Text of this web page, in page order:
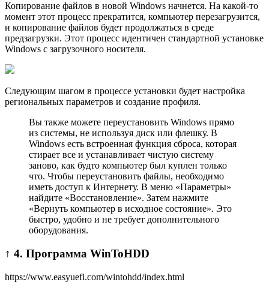
Копирование файлов в новой Windows начнется. На какой-то
момент этот процесс прекратится, компьютер перезагрузится,
и копирование файлов будет продолжаться в среде
предзагрузки. Этот процесс идентичен стандартной установке
Windows с загрузочного носителя.
Следующим шагом в процессе установки будет настройка
региональных параметров и создание профиля.
Вы также можете переустановить Windows прямо
из системы, не используя диск или флешку. В
Windows есть встроенная функция сброса, которая
стирает все и устанавливает чистую систему
заново, как будто компьютер был куплен только
что. Чтобы переустановить файлы, необходимо
иметь доступ к Интернету. В меню «Параметры»
найдите «Восстановление». Затем нажмите
«Вернуть компьютер в исходное состояние». Это
быстро, удобно и не требует дополнительного
оборудования.
↑ 4. Программа WinToHDD
https://www.easyuefi.com/wintohdd/index.html